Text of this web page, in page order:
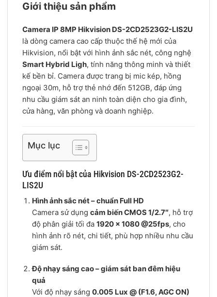
Giới thiệu sản phẩm
Camera IP 8MP Hikvision DS-2CD2523G2-LIS2U
là dòng camera cao cấp thuộc thế hệ mới của
Hikvision, nổi bật với hình ảnh sắc nét, công nghệ
Smart Hybrid Ligh, tính năng thông minh và thiết
kế bền bỉ. Camera được trang bị mic kép, hồng
ngoại 30m, hỗ trợ thẻ nhớ đến 512GB, đáp ứng
nhu cầu giám sát an ninh toàn diện cho gia đình,
cửa hàng, văn phòng và doanh nghiệp.
Mục lục
Ưu điểm nổi bật của Hikvision DS-2CD2523G2-
LIS2U
Hình ảnh sắc nét – chuẩn Full HD
Camera sử dụng cảm biến CMOS 1/2.7″, hỗ trợ
độ phân giải tối đa 1920 × 1080 @25fps, cho
hình ảnh rõ nét, chi tiết, phù hợp nhiều nhu cầu
giám sát.
Độ nhạy sáng cao – giám sát ban đêm hiệu
quả
Với độ nhạy sáng 0.005 Lux @ (F1.6, AGC ON)